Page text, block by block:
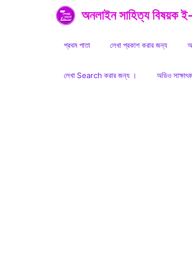
অনলাইন সাহিত্য বিষয়ক
প্রথম পাতা লেখা প্রকাশ করার জন্য
লেখা Search করার জন্য । অডিও